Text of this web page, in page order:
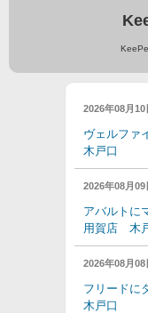
2026年08月10
ヴェルフ
木戸口
2026年08月09
アバルトに
用賀店 木
2026年08月08
フリード
木戸口